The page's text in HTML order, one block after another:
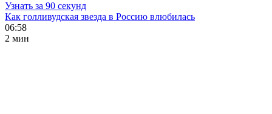
Узнать за 90 секунд
Как голливудская звезда в Россию влюбилась
06:58
2 мин